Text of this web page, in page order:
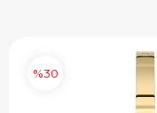
%30